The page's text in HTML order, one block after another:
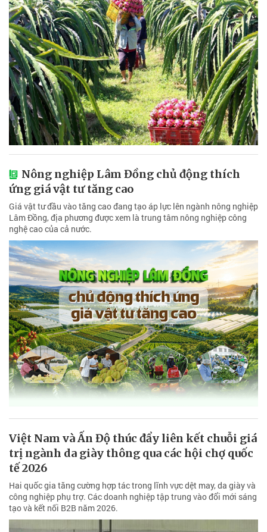
Nông nghiệp Lâm Đồng chủ động thích
ứng giá vật tư tăng cao
Giá vật tư đầu vào tăng cao đang tạo áp lực lên ngành nông nghiệp
Lâm Đồng, địa phương được xem là trung tâm nông nghiệp công
nghệ cao của cả nước.
Việt Nam và Ấn Độ thúc đẩy liên kết chuỗi giá
trị ngành da giày thông qua các hội chợ quốc
tế 2026
Hai quốc gia tăng cường hợp tác trong lĩnh vực dệt may, da giày và
công nghiệp phụ trợ. Các doanh nghiệp tập trung vào đổi mới sáng
tạo và kết nối B2B năm 2026.